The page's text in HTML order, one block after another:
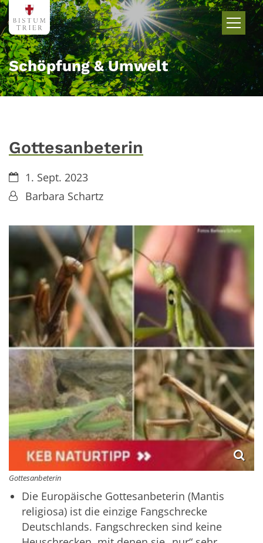
Zum Inhalt springen
Schöpfung & Umwelt
Gottesanbeterin
Datum:1. Sept. 2023
Von:Barbara Schartz
Gottesanbeterin
Die Europäische Gottesanbeterin (Mantis
religiosa) ist die einzige Fangschrecke
Deutschlands. Fangschrecken sind keine